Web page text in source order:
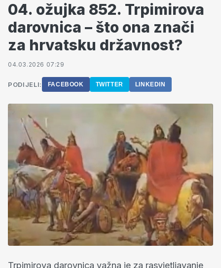
04. ožujka 852. Trpimirova
darovnica – što ona znači
za hrvatsku državnost?
04.03.2026 07:29
PODIJELI: FACEBOOK TWITTER LINKEDIN
Trpimirova darovnica važna je za rasvjetljavanje